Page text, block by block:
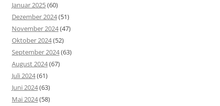
Januar 2025(60)
Dezember 2024(51)
November 2024(47)
Oktober 2024(52)
September 2024(63)
August 2024(67)
Juli 2024(61)
Juni 2024(63)
Mai 2024(58)